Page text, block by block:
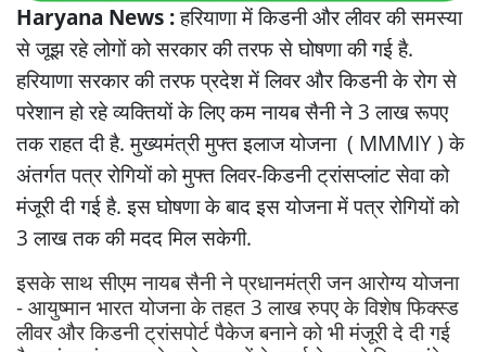
Haryana News :हरियाणा में किडनी और लीवर की समस्या
से जूझ रहे लोगों को सरकार की तरफ से घोषणा की गई है.
हरियाणा सरकार की तरफ प्रदेश में लिवर और किडनी के रोग से
परेशान हो रहे व्यक्तियों के लिए कम नायब सैनी ने 3 लाख रूपए
तक राहत दी है. मुख्यमंत्री मुफ्त इलाज योजना ( MMMIY ) के
अंतर्गत पत्र रोगियों को मुफ्त लिवर-किडनी ट्रांसप्लांट सेवा को
मंजूरी दी गई है. इस घोषणा के बाद इस योजना में पत्र रोगियों को
3 लाख तक की मदद मिल सकेगी.
इसके साथ सीएम नायब सैनी ने प्रधानमंत्री जन आरोग्य योजना
- आयुष्मान भारत योजना के तहत 3 लाख रुपए के विशेष फिक्स्ड
लीवर और किडनी ट्रांसपोर्ट पैकेज बनाने को भी मंजूरी दे दी गई